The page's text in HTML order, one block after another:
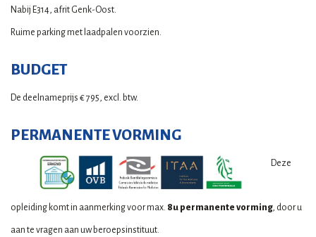
Nabij E314, afrit Genk-Oost.
Ruime parking met laadpalen voorzien.
BUDGET
De deelnameprijs € 795, excl. btw.
PERMANENTE VORMING
Deze
opleiding komt in aanmerking voor max. 8u permanente vorming, door u
aan te vragen aan uw beroepsinstituut.